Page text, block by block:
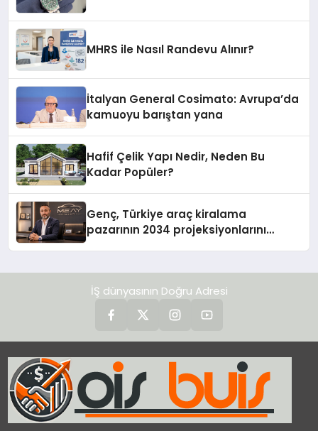
MHRS ile Nasıl Randevu Alınır?
İtalyan General Cosimato: Avrupa’da
kamuoyu barıştan yana
Hafif Çelik Yapı Nedir, Neden Bu
Kadar Popüler?
Genç, Türkiye araç kiralama
pazarının 2034 projeksiyonlarını
İŞ dünyasının Doğru Adresi